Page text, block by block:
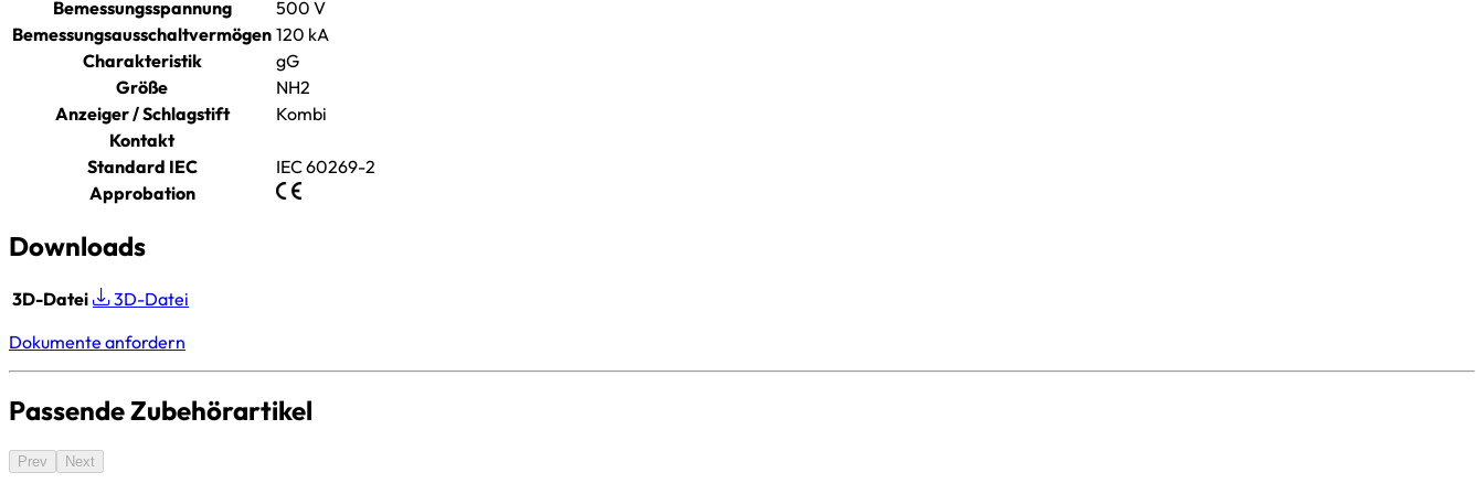
Bemessungsspannung
500 V
Bemessungsausschaltvermögen 120 kA
Charakteristik
gG
Größe
NH2
Anzeiger / Schlagstift
Kombi
Kontakt
Standard IEC
IEC 60269-2
Approbation
Downloads
3D-Datei
3D-Datei
Dokumente anfordern
Passende Zubehörartikel
Prev Next